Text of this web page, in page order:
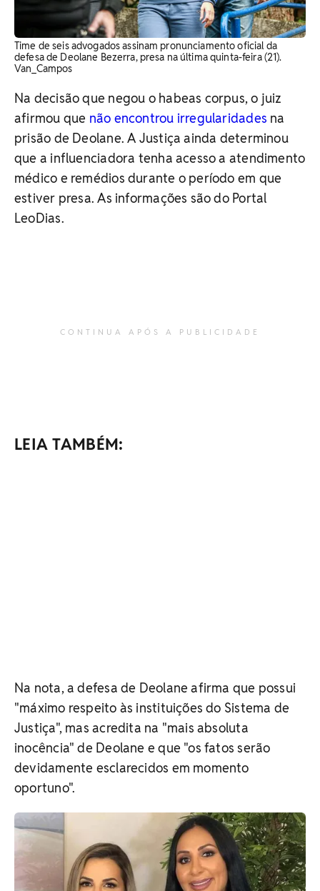
Time de seis advogados assinam pronunciamento oficial da
defesa de Deolane Bezerra, presa na última quinta-feira (21).
Van_Campos
Na decisão que negou o habeas corpus, o juiz
afirmou que não encontrou irregularidades na
prisão de Deolane. A Justiça ainda determinou
que a influenciadora tenha acesso a atendimento
médico e remédios durante o período em que
estiver presa. As informações são do Portal
LeoDias.
CONTINUA APÓS A PUBLICIDADE
LEIA TAMBÉM:
Na nota, a defesa de Deolane afirma que possui
"máximo respeito às instituições do Sistema de
Justiça", mas acredita na "mais absoluta
inocência" de Deolane e que "os fatos serão
devidamente esclarecidos em momento
oportuno".